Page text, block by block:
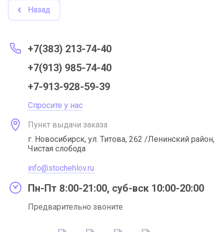
Назад
+7(383) 213-74-40
+7(913) 985-74-40
+7-913-928-59-39
Спросите у нас
Пункт выдачи заказа
г. Новосибирск, ул. Титова, 262 /Ленинский район,
Чистая слобода
info@stochehlov.ru
Пн-Пт 8:00-21:00, суб-вск 10:00-20:00
Предварительно звоните